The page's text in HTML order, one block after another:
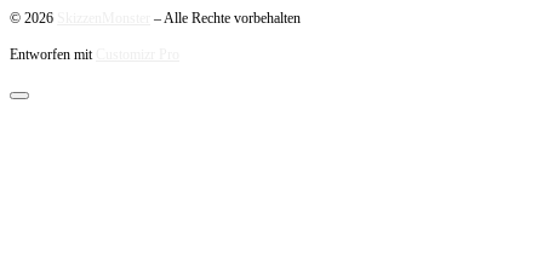
© 2026 –Alle Rechte vorbehalten
Entworfen mit